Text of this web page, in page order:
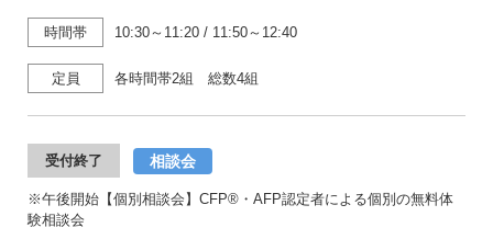
時間帯 10:30～11:20 / 11:50～12:40
定員 各時間帯2組 総数4組
受付終了 相談会
※午後開始【個別相談会】CFP®・AFP認定者による個別の無料体
験相談会